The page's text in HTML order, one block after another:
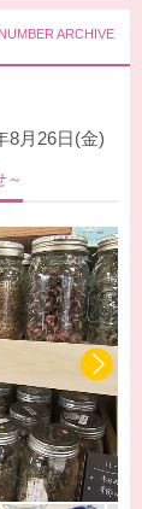
ARCHIVE
8月26日(金)
～